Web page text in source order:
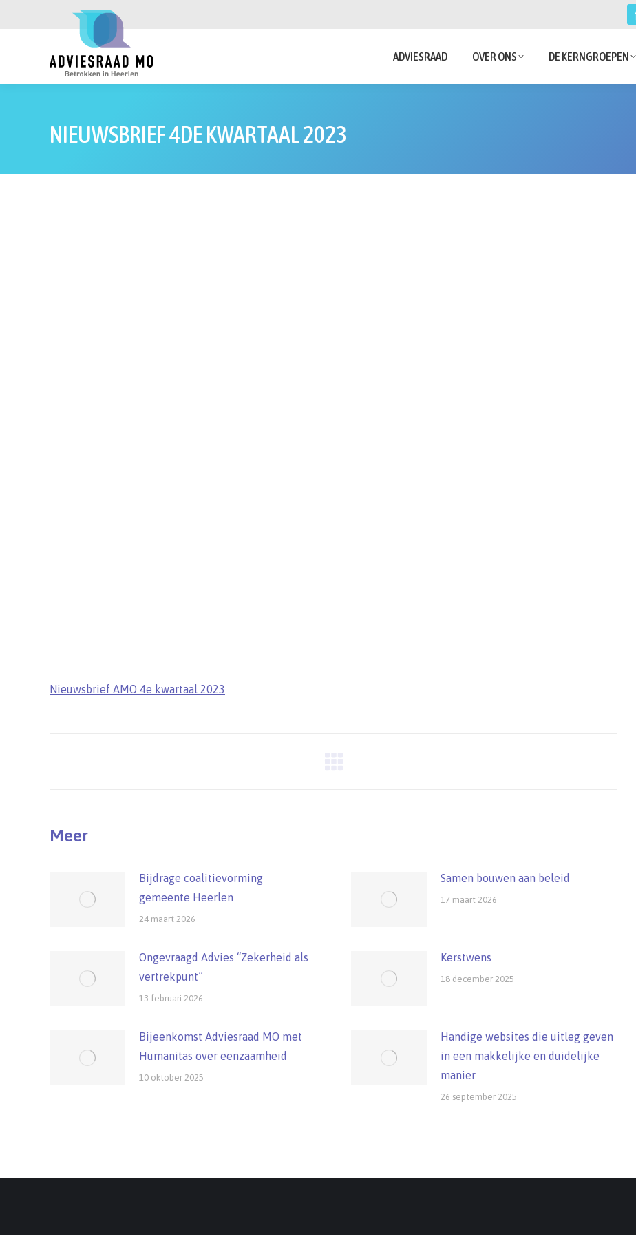
ADVIESRAAD OVER ONS DE KERNGROEPEN
NIEUWSBRIEF 4DE KWARTAAL 2023
Nieuwsbrief AMO 4e kwartaal 2023
Meer
Bijdrage coalitievorming
gemeente Heerlen
24 maart 2026
Samen bouwen aan beleid
17 maart 2026
Ongevraagd Advies “Zekerheid als
vertrekpunt”
13 februari 2026
Kerstwens
18 december 2025
Bijeenkomst Adviesraad MO met
Humanitas over eenzaamheid
10 oktober 2025
Handige websites die uitleg geven
in een makkelijke en duidelijke
manier
26 september 2025